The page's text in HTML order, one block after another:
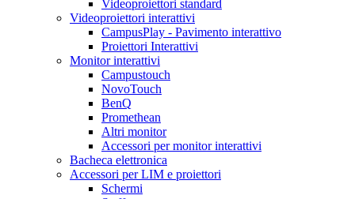
Videoproiettori standard
Videoproiettori interattivi
CampusPlay - Pavimento interattivo
Proiettori Interattivi
Monitor interattivi
Campustouch
NovoTouch
BenQ
Promethean
Altri monitor
Accessori per monitor interattivi
Bacheca elettronica
Accessori per LIM e proiettori
Schermi